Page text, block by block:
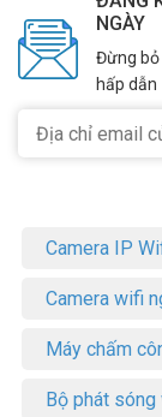
NGÀY
Đừng bỏ
hấp dẫn
Camera IP
Camera wifi
Máy chấm
Bộ phát